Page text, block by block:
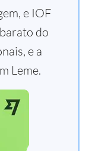
e IOF
do
e a
Leme.